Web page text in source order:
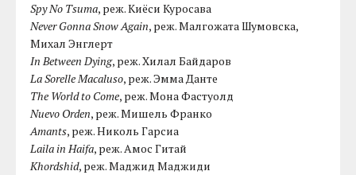
Spy No Tsuma, реж. Киёси Куросава
Never Gonna Snow Again, реж. Малгожата Шумовска,
Михал Энглерт
In Between Dying, реж. Хилал Байдаров
La Sorelle Macaluso, реж. Эмма Данте
The World to Come, реж. Мона Фастуолд
Nuevo Orden, реж. Мишель Франко
Amants, реж. Николь Гарсиа
Laila in Haifa, реж. Амос Гитай
Khordshid, реж. Маджид Маджиди